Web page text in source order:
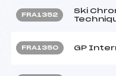
FRA1352
Ski
FRA1350 GP